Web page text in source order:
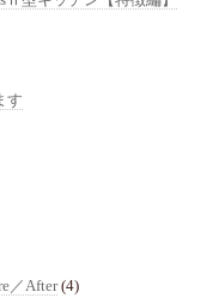
す
／After(4)